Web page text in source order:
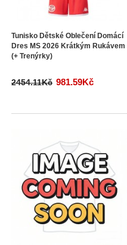
Tunisko Dětské Oblečení Domácí
Dres MS 2026 Krátkým Rukávem
(+ Trenýrky)
2454.11Kč 981.59Kč